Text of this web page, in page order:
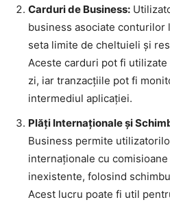
Carduri de Business:
business asociate conturilor
seta limite de cheltuieli și
Aceste carduri pot fi
zi, iar tranzacțiile pot fi
intermediul aplicației.
Plăți Internaționale și
Business permite
internaționale cu
inexistente, folosind
Acest lucru poate fi util